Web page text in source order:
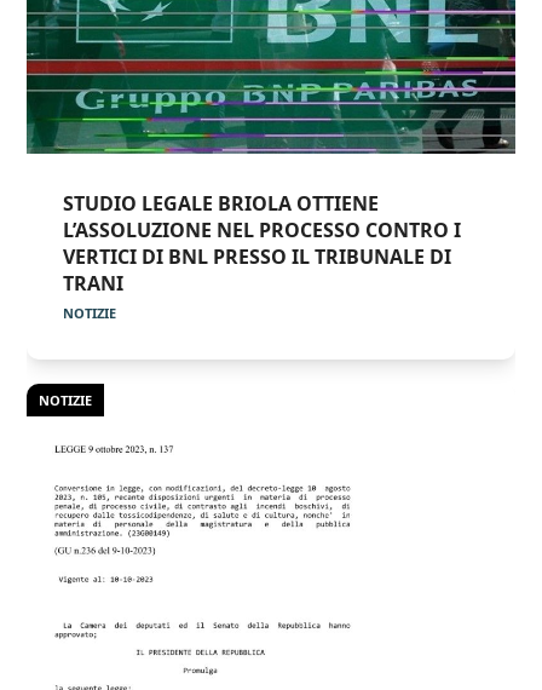
STUDIO LEGALE BRIOLA OTTIENE
L’ASSOLUZIONE NEL PROCESSO CONTRO I
VERTICI DI BNL PRESSO IL TRIBUNALE DI
TRANI
NOTIZIE
NOTIZIE